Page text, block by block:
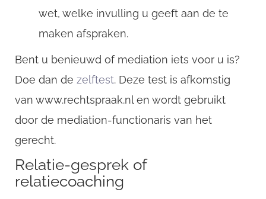
wet, welke invulling u geeft aan de te
maken afspraken.
Bent u benieuwd of mediation iets voor u is?
Doe dan de zelftest. Deze test is afkomstig
van www.rechtspraak.nl en wordt gebruikt
door de mediation-functionaris van het
gerecht.
Relatie-gesprek of
relatiecoaching